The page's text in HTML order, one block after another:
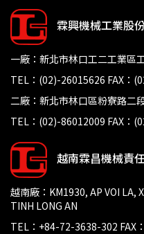
霖興機械工業股
一廠：新北市林口工二工業區
TEL：(02)-26015626 FAX：
二廠：新北市林口區粉寮路二
TEL：(02)-86012009 FAX：
越南霖昌機械責
越南廠：KM1930, AP VOI LA,
TINH LONG AN
TEL：+84-72-3638-302 FAX